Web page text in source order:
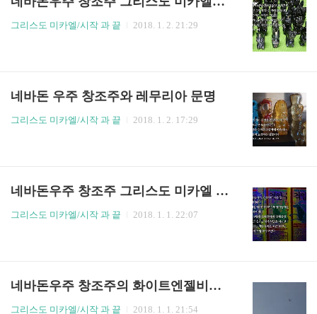
그리스도 미카엘/시작 과 끝 2018. 1. 2. 21:29
네바돈 우주 창조주와 레무리아 문명
그리스도 미카엘/시작 과 끝 2018. 1. 2. 17:29
네바돈우주 창조주 그리스도 미카엘 과 격암유록
그리스도 미카엘/시작 과 끝 2018. 1. 1. 22:07
네바돈우주 창조주의 화이트엔젤비행기 이벤트
그리스도 미카엘/시작 과 끝 2018. 1. 1. 21:54